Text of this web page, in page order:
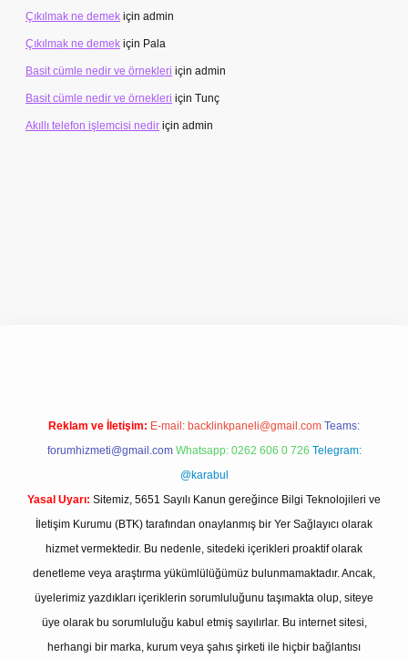
Çıkılmak ne demek için admin
Çıkılmak ne demek için Pala
Basit cümle nedir ve örnekleri için admin
Basit cümle nedir ve örnekleri için Tunç
Akıllı telefon işlemcisi nedir için admin
Reklam ve İletişim: E-mail: backlinkpaneli@gmail.com Teams:
forumhizmeti@gmail.com Whatsapp: 0262 606 0 726 Telegram:
@karabul
Yasal Uyarı: Sitemiz, 5651 Sayılı Kanun gereğince Bilgi Teknolojileri ve
İletişim Kurumu (BTK) tarafından onaylanmış bir Yer Sağlayıcı olarak
hizmet vermektedir. Bu nedenle, sitedeki içerikleri proaktif olarak
denetleme veya araştırma yükümlülüğümüz bulunmamaktadır. Ancak,
üyelerimiz yazdıkları içeriklerin sorumluluğunu taşımakta olup, siteye
üye olarak bu sorumluluğu kabul etmiş sayılırlar. Bu internet sitesi,
herhangi bir marka, kurum veya şahıs şirketi ile hiçbir bağlantısı